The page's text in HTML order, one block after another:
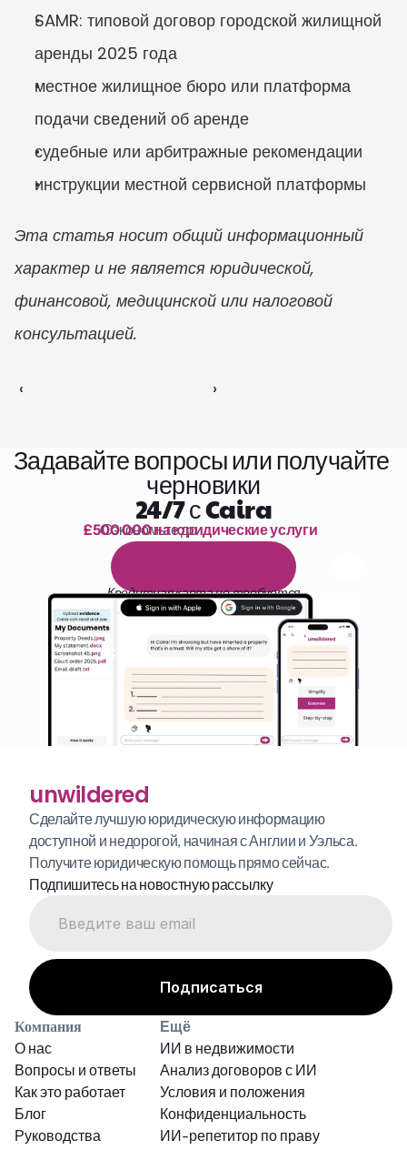
SAMR: типовой договор городской жилищной
аренды 2025 года
местное жилищное бюро или платформа
подачи сведений об аренде
судебные или арбитражные рекомендации
инструкции местной сервисной платформы
Эта статья носит общий информационный
характер и не является юридической,
финансовой, медицинской или налоговой
консультацией.
‹ ›
Задавайте вопросы или получайте
черновики
24/7 с Caira
1 000 часов чтения
Сэкономьте до
£500 000 на юридические услуги
ы е
Кредитная карта не требуется
unwildered
Сделайте лучшую юридическую информацию
доступной и недорогой, начиная с Англии и Уэльса.
Получите юридическую помощь прямо сейчас.
Подпишитесь на новостную рассылку
Компания
О нас
Вопросы и ответы
Как это работает
Блог
Руководства
Ещё
Условия и положения
Анализ договоров с ИИ
ИИ-репетитор по праву
Конфиденциальность
ИИ в недвижимости